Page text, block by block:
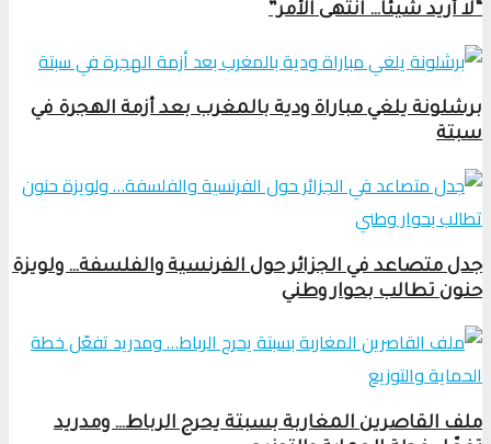
“لا أريد شيئاً… انتهى الأمر”
برشلونة يلغي مباراة ودية بالمغرب بعد أزمة الهجرة في
سبتة
جدل متصاعد في الجزائر حول الفرنسية والفلسفة… ولويزة
حنون تطالب بحوار وطني
ملف القاصرين المغاربة بسبتة يحرج الرباط… ومدريد